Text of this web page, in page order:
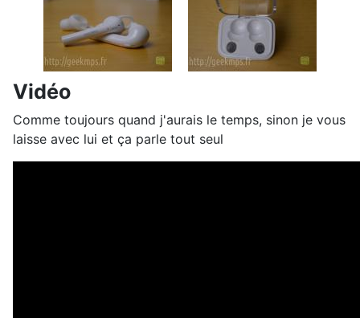
Vidéo
Comme toujours quand j'aurais le temps, sinon je vous
laisse avec lui et ça parle tout seul